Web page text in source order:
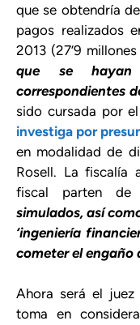
que se obtendría
pagos realizados
2013 (27’9
que se
correspondientes
sido cursada por
investiga por
en modalidad de
Rosell. La fiscalía
fiscal parten
simulados, así
‘ingeniería
cometer el engaño
Ahora será el
toma en